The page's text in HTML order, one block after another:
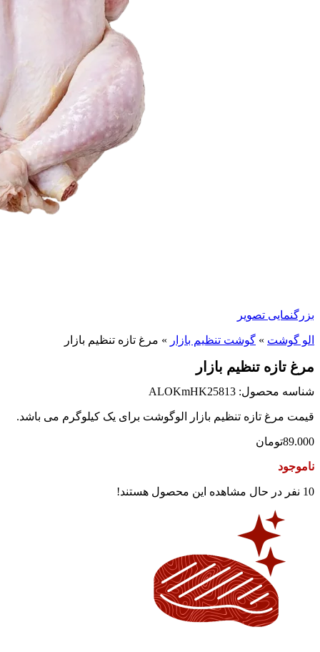
بزرگنمایی تصویر
الو گوشت » گوشت تنظیم بازار » مرغ تازه تنظیم بازار
مرغ تازه تنظیم بازار
شناسه محصول: ALOKmHK25813
قیمت مرغ تازه تنظیم بازار الوگوشت برای یک کیلوگرم می باشد.
89.000تومان
ناموجود
10 نفر در حال مشاهده این محصول هستند!